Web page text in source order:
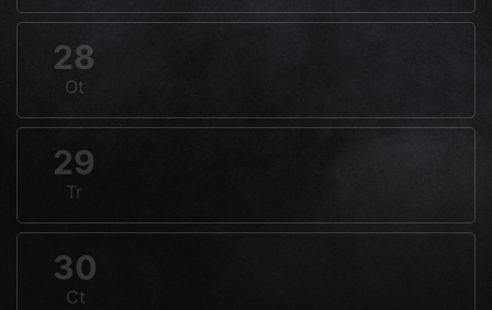
28
Ot
29
Tr
30
Ct